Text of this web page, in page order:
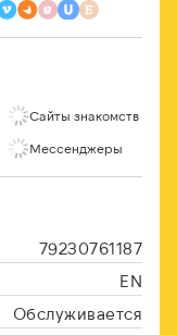
Сайты знакомств
Мессенджеры
79230761187
EN
Обслуживается